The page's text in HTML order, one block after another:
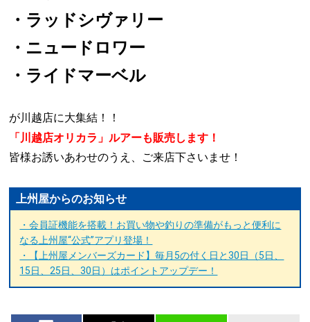
・ラッドシヴァリー
・ニュードロワー
・ライドマーベル
が川越店に大集結！！
「川越店オリカラ」ルアーも販売します！
皆様お誘いあわせのうえ、ご来店下さいませ！
上州屋からのお知らせ
・会員証機能を搭載！お買い物や釣りの準備がもっと便利に
なる上州屋“公式”アプリ登場！
・【上州屋メンバーズカード】毎月5の付く日と30日（5日、
15日、25日、30日）はポイントアップデー！